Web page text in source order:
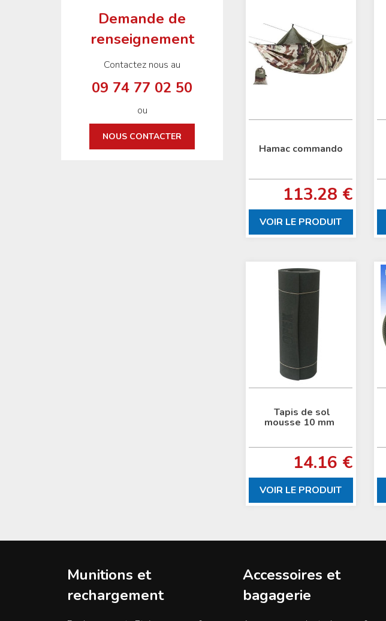
Hamac commando
113.28 €
VOIR LE PRODUIT
Tapis de sol
mousse 10 mm
14.16 €
VOIR LE PRODUIT
Demande de
renseignement
Contactez nous au
09 74 77 02 50
ou
NOUS CONTACTER
Munitions et
rechargement
Accessoires et
bagagerie